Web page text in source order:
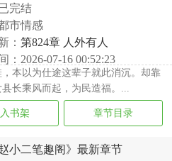
完结
市情感
： 第824章 人外有人
：2026-07-16 00:52:23
本以为仕途这辈子就此消沉。却靠
长乘风而起，为民造福。...
书架 章节目录
小二笔趣阁》最新章节